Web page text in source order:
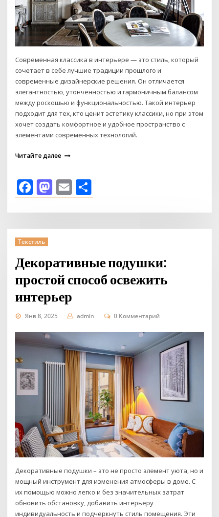
Современная классика в интерьере — это стиль, который
сочетает в себе лучшие традиции прошлого и
современные дизайнерские решения. Он отличается
элегантностью, утонченностью и гармоничным балансом
между роскошью и функциональностью. Такой интерьер
подходит для тех, кто ценит эстетику классики, но при этом
хочет создать комфортное и удобное пространство с
элементами современных технологий.
Читайте далее
Facebook
Mastodon
Email
Текстиль
Декоративные подушки:
простой способ освежить
интерьер
Янв 8, 2025 admin 0 Комментарий
Декоративные подушки – это не просто элемент уюта, но и
мощный инструмент для изменения атмосферы в доме. С
их помощью можно легко и без значительных затрат
обновить обстановку, добавить интерьеру
индивидуальность и подчеркнуть стиль помещения. Эти